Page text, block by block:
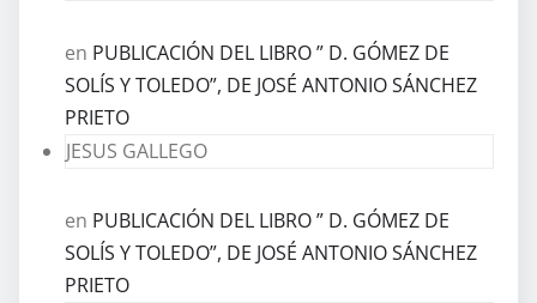
en PUBLICACIÓN DEL LIBRO ” D. GÓMEZ DE
SOLÍS Y TOLEDO”, DE JOSÉ ANTONIO SÁNCHEZ
PRIETO
JESUS GALLEGO
en PUBLICACIÓN DEL LIBRO ” D. GÓMEZ DE
SOLÍS Y TOLEDO”, DE JOSÉ ANTONIO SÁNCHEZ
PRIETO